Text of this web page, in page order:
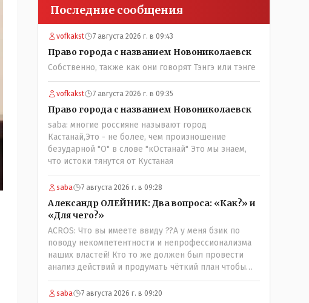
Последние сообщения
vofkakst 7 августа 2026 г. в 09:43
Право города с названием Новониколаевск
Собственно, также как они говорят Тэнгэ или тэнге
vofkakst 7 августа 2026 г. в 09:35
Право города с названием Новониколаевск
saba: многие россияне называют город
Кастанай,Это - не более, чем произношение
безударной "О" в слове "кОстанай" Это мы знаем,
что истоки тянутся от Кустаная
saba 7 августа 2026 г. в 09:28
Александр ОЛЕЙНИК: Два вопроса: «Как?» и
«Для чего?»
ACROS: Что вы имеете ввиду ??А у меня бзик по
поводу некомпетентности и непрофессионализма
наших властей! Кто то же должен был провести
анализ действий и продумать чёткий план чтобы
комар носа не подточил! Но тут явно спешили, а в
аналитическом центре либо кто то из
saba 7 августа 2026 г. в 09:20